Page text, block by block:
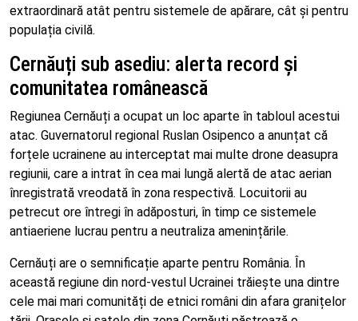
extraordinară atât pentru sistemele de apărare, cât și pentru
populația civilă.
Cernăuți sub asediu: alerta record și
comunitatea românească
Regiunea Cernăuți a ocupat un loc aparte în tabloul acestui
atac. Guvernatorul regional Ruslan Osipenco a anunțat că
forțele ucrainene au interceptat mai multe drone deasupra
regiunii, care a intrat în cea mai lungă alertă de atac aerian
înregistrată vreodată în zona respectivă. Locuitorii au
petrecut ore întregi în adăposturi, în timp ce sistemele
antiaeriene lucrau pentru a neutraliza amenințările.
Cernăuți are o semnificație aparte pentru România. În
această regiune din nord-vestul Ucrainei trăiește una dintre
cele mai mari comunități de etnici români din afara granițelor